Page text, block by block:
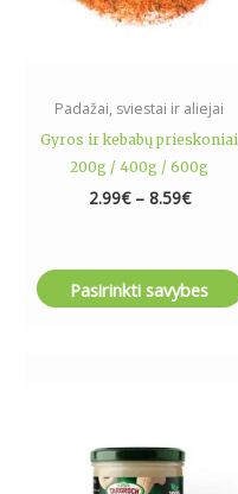
Padažai, sviestai ir aliejai
Gyros ir kebabų prieskoniai
200g / 400g / 600g
2.99€ – 8.59€
Pasirinkti savybes
be
page